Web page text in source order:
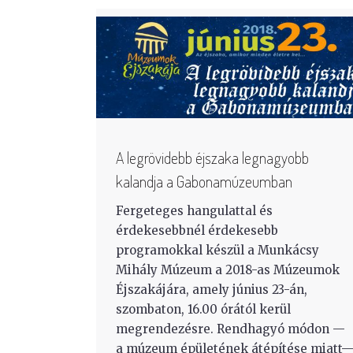
A legrövidebb éjszaka legnagyobb
kalandja a Gabonamúzeumban
Fergeteges hangulattal és
érdekesebbnél érdekesebb
programokkal készül a Munkácsy
Mihály Múzeum a 2018-as Múzeumok
Éjszakájára, amely június 23-án,
szombaton, 16.00 órától kerül
megrendezésre. Rendhagyó módon —
a múzeum épületének átépítése miatt—